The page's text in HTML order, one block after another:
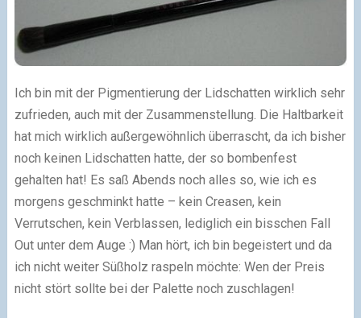
Ich bin mit der Pigmentierung der Lidschatten wirklich sehr
zufrieden, auch mit der Zusammenstellung. Die Haltbarkeit
hat mich wirklich außergewöhnlich überrascht, da ich bisher
noch keinen Lidschatten hatte, der so bombenfest
gehalten hat! Es saß Abends noch alles so, wie ich es
morgens geschminkt hatte – kein Creasen, kein
Verrutschen, kein Verblassen, lediglich ein bisschen Fall
Out unter dem Auge :) Man hört, ich bin begeistert und da
ich nicht weiter Süßholz raspeln möchte: Wen der Preis
nicht stört sollte bei der Palette noch zuschlagen!